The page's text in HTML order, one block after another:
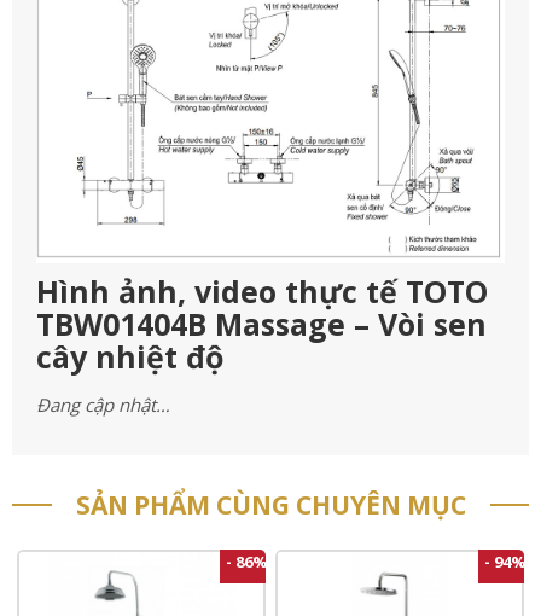
Hình ảnh, video thực tế TOTO
TBW01404B Massage – Vòi sen
cây nhiệt độ
Đang cập nhật…
SẢN PHẨM CÙNG CHUYÊN MỤC
- 86% - 94%